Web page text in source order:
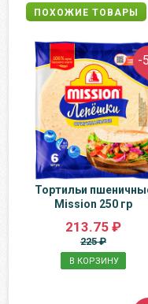
ПОХОЖИЕ ТОВАРЫ
-
Тортильи
Mission 250 гр
213.75 ₽
225 ₽
В КОРЗИНУ